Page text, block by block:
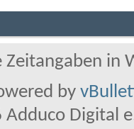
Zeitangaben in
by
Digital